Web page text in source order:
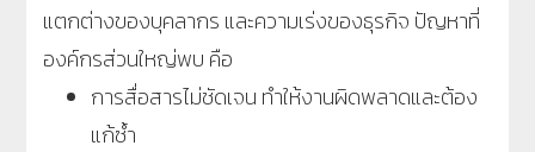
แตกต่างของบุคลากร และความเร่งของธุรกิจ ปัญหาที่
องค์กรส่วนใหญ่พบ คือ
การสื่อสารไม่ชัดเจน ทำให้งานผิดพลาดและต้อง
แก้ซ้ำ